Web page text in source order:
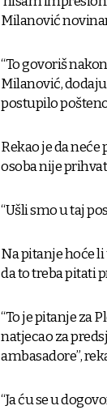
Milanović
“To govoriš
Milanović,
postupilo
Rekao je da
osoba nije
“Ušli smo u taj
Na pitanje hoće
da to treba pitati
“To je pitanje za
natjecao za
ambasadore”,
“Ja ću se u